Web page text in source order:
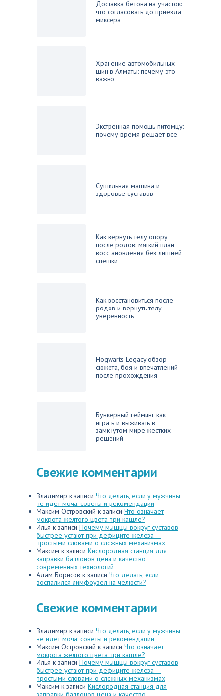
Доставка бетона на участок:
что согласовать до приезда
миксера
Хранение автомобильных
шин в Алматы: почему это
важно
Экстренная помощь питомцу:
почему время решает всё
Сушильная машина и
здоровье суставов
Как вернуть телу опору
после родов: мягкий план
восстановления без лишней
спешки
Как восстановиться после
родов и вернуть телу
уверенность
Hogwarts Legacy обзор
сюжета, боя и впечатлений
после прохождения
Бункерный гейминг как
играть и выживать в
замкнутом мире жестких
решений
Свежие комментарии
Владимир к записи Что делать, если у мужчины
не идет моча: советы и рекомендации
Максим Островский к записи Что означает
мокрота желтого цвета при кашле?
Илья к записи Почему мышцы вокруг суставов
быстрее устают при дефиците железа —
простыми словами о сложных механизмах
Максим к записи Кислородная станция для
заправки баллонов цена и качество
современных технологий
Адам Борисов к записи Что делать, если
воспалился лимфоузел на челюсти?
Свежие комментарии
Владимир к записи Что делать, если у мужчины
не идет моча: советы и рекомендации
Максим Островский к записи Что означает
мокрота желтого цвета при кашле?
Илья к записи Почему мышцы вокруг суставов
быстрее устают при дефиците железа —
простыми словами о сложных механизмах
Максим к записи Кислородная станция для
заправки баллонов цена и качество